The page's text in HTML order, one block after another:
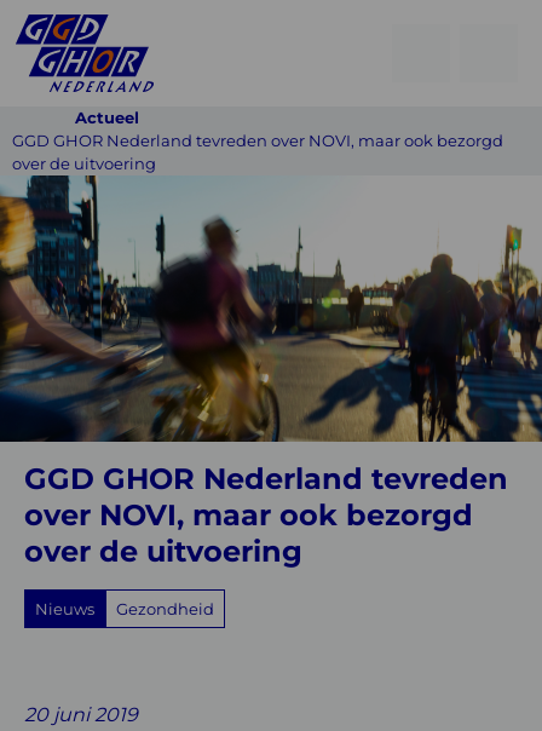
Actueel
GGD GHOR Nederland tevreden over NOVI, maar ook bezorgd
over de uitvoering
GGD
GHOR
Nederland
tevreden
over
NOVI,
maar
ook
bezorgd
over
de
uitvoering
GGD GHOR Nederland tevreden
over NOVI, maar ook bezorgd
over de uitvoering
Nieuws Gezondheid
on on on
20 juni 2019